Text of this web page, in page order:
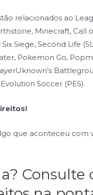
relacionados ao
Minecraft, Call
Siege, Second Life
Pokemon Go,
Soccer (PES).
que aconteceu com
Consulte